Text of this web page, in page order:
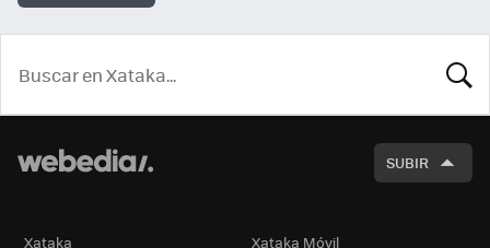
SUBIR
Xataka Xataka Móvil